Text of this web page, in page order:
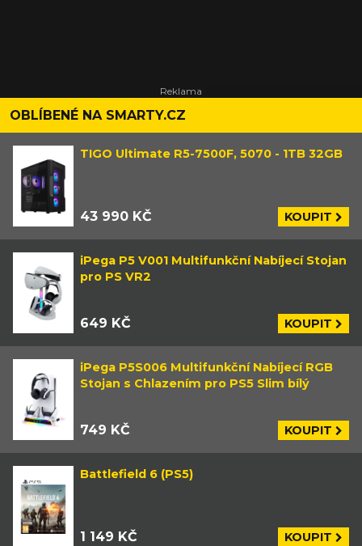
OBLÍBENÉ NA SMARTY.CZ
TIGO Ultimate R5-7500F, 5070 - 1TB 32GB
43 990 KČ KOUPIT
iPega P5 V001 Multifunkční Nabíjecí Stojan
pro PS VR2
649 KČ KOUPIT
iPega P5S006 Multifunkční Nabíjecí RGB
Stojan s Chlazením pro PS5 Slim bílý
749 KČ KOUPIT
Battlefield 6 (PS5)
1 149 KČ KOUPIT